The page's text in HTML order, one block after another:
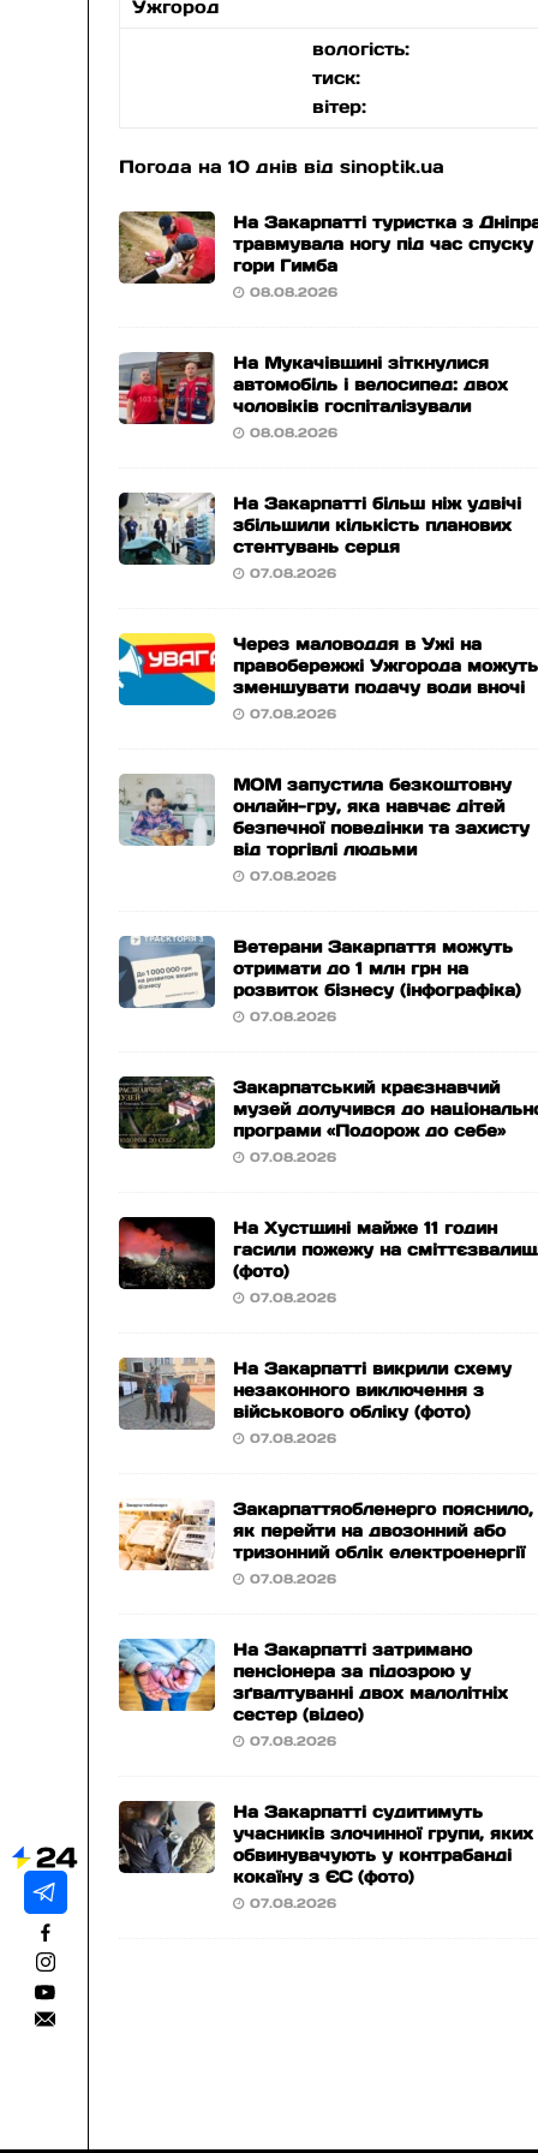
Ужгород
вологість:
тиск:
вітер:
Погода на 10 днів відsinoptik.ua
На Закарпатті туристка з
травмувала ногу під час спуску
гори Гимба
08.08.2026
На Мукачівщині зіткнулися
автомобіль і велосипед: двох
чоловіків госпіталізували
08.08.2026
На Закарпатті більш ніж удвічі
збільшили кількість планових
стентувань серця
07.08.2026
Через маловоддя в Ужі на
правобережжі Ужгорода можуть
зменшувати подачу води вночі
07.08.2026
МОМ запустила безкоштовну
онлайн-гру, яка навчає дітей
безпечної поведінки та захисту
від торгівлі людьми
07.08.2026
Ветерани Закарпаття можуть
отримати до 1 млн грн на
розвиток бізнесу (інфографіка)
07.08.2026
Закарпатський краєзнавчий
музей долучився до
програми «Подорож до себе»
07.08.2026
На Хустщині майже 11 годин
гасили пожежу на
(фото)
07.08.2026
На Закарпатті викрили схему
незаконного виключення з
військового обліку (фото)
07.08.2026
Закарпаттяобленерго пояснило,
як перейти на двозонний або
тризонний облік електроенергії
07.08.2026
На Закарпатті затримано
пенсіонера за підозрою у
зґвалтуванні двох малолітніх
сестер (відео)
07.08.2026
На Закарпатті судитимуть
учасників злочинної групи, яких
обвинувачують у контрабанді
кокаїну з ЄС (фото)
07.08.2026